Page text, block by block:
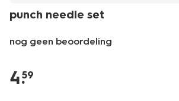
punch needle set
nog geen beoordeling
hobby/knutselen/knutselpakketten/punch-
needle-
4.
59